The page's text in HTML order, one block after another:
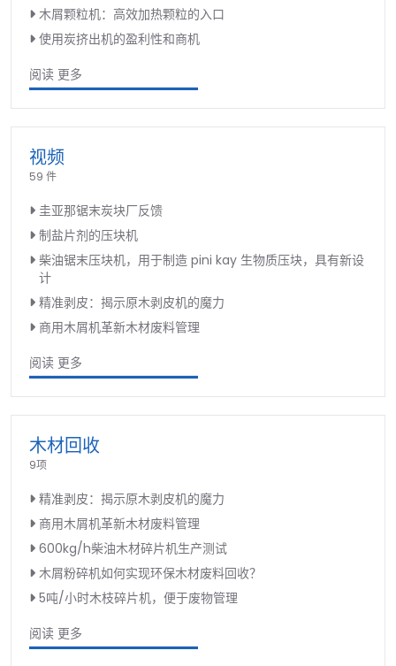
木屑颗粒机：高效加热颗粒的入口
使用炭挤出机的盈利性和商机
阅读 更多
视频
59 件
圭亚那锯末炭块厂反馈
制盐片剂的压块机
柴油锯末压块机，用于制造 pini kay 生物质压块，具有新设
计
精准剥皮：揭示原木剥皮机的魔力
商用木屑机革新木材废料管理
阅读 更多
木材回收
9项
精准剥皮：揭示原木剥皮机的魔力
商用木屑机革新木材废料管理
600kg/h柴油木材碎片机生产测试
木屑粉碎机如何实现环保木材废料回收？
5吨/小时木枝碎片机，便于废物管理
阅读 更多